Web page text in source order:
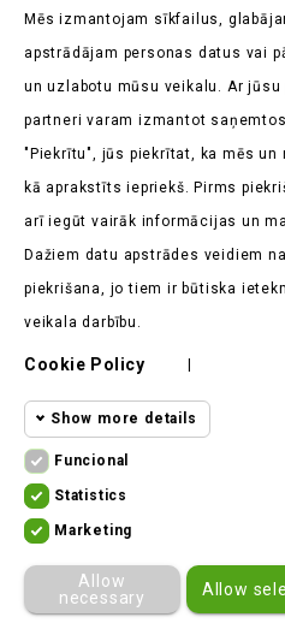
Uzziniet pirmieji par mūsu
Produkti
Mūsu Uzņēmums
Klients Saka
Mēs izmantojam sīkfailus,
apstrādājam personas datus vai
un uzlabotu mūsu veikalu. Ar jūsu
partneri varam izmantot
"Piekrītu", jūs piekrītat, ka mēs
kā aprakstīts iepriekš. Pirms
arī iegūt vairāk informācijas un
Dažiem datu apstrādes veidiem
piekrišana, jo tiem ir būtiska
veikala darbību.
Cookie Policy
Show more details
and using
Statistics
cookies
Marketing
cookies
Funcional
Statistics
Marketing
Allow
necessary
Allow